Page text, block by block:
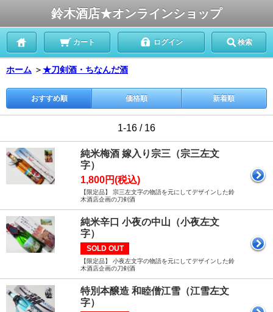
鈴木酒店★オンラインショップ
カート ログイン 検索
ホーム ＞★刀剣酒・ちなんだ酒
おすすめ順 価格順 新着順
1-16 / 16
純米梅酒 嫁入り宗三（宗三左文
字）
1,800円(税込)
【限定品】 宗三左文字の物語を元にしてデザインした鈴
木酒店企画の刀剣酒
純米辛口 小夜の中山（小夜左文
字）
SOLD OUT
【限定品】 小夜左文字の物語を元にしてデザインした鈴
木酒店企画の刀剣酒
特別本醸造 和睦僧江雪（江雪左文
字）